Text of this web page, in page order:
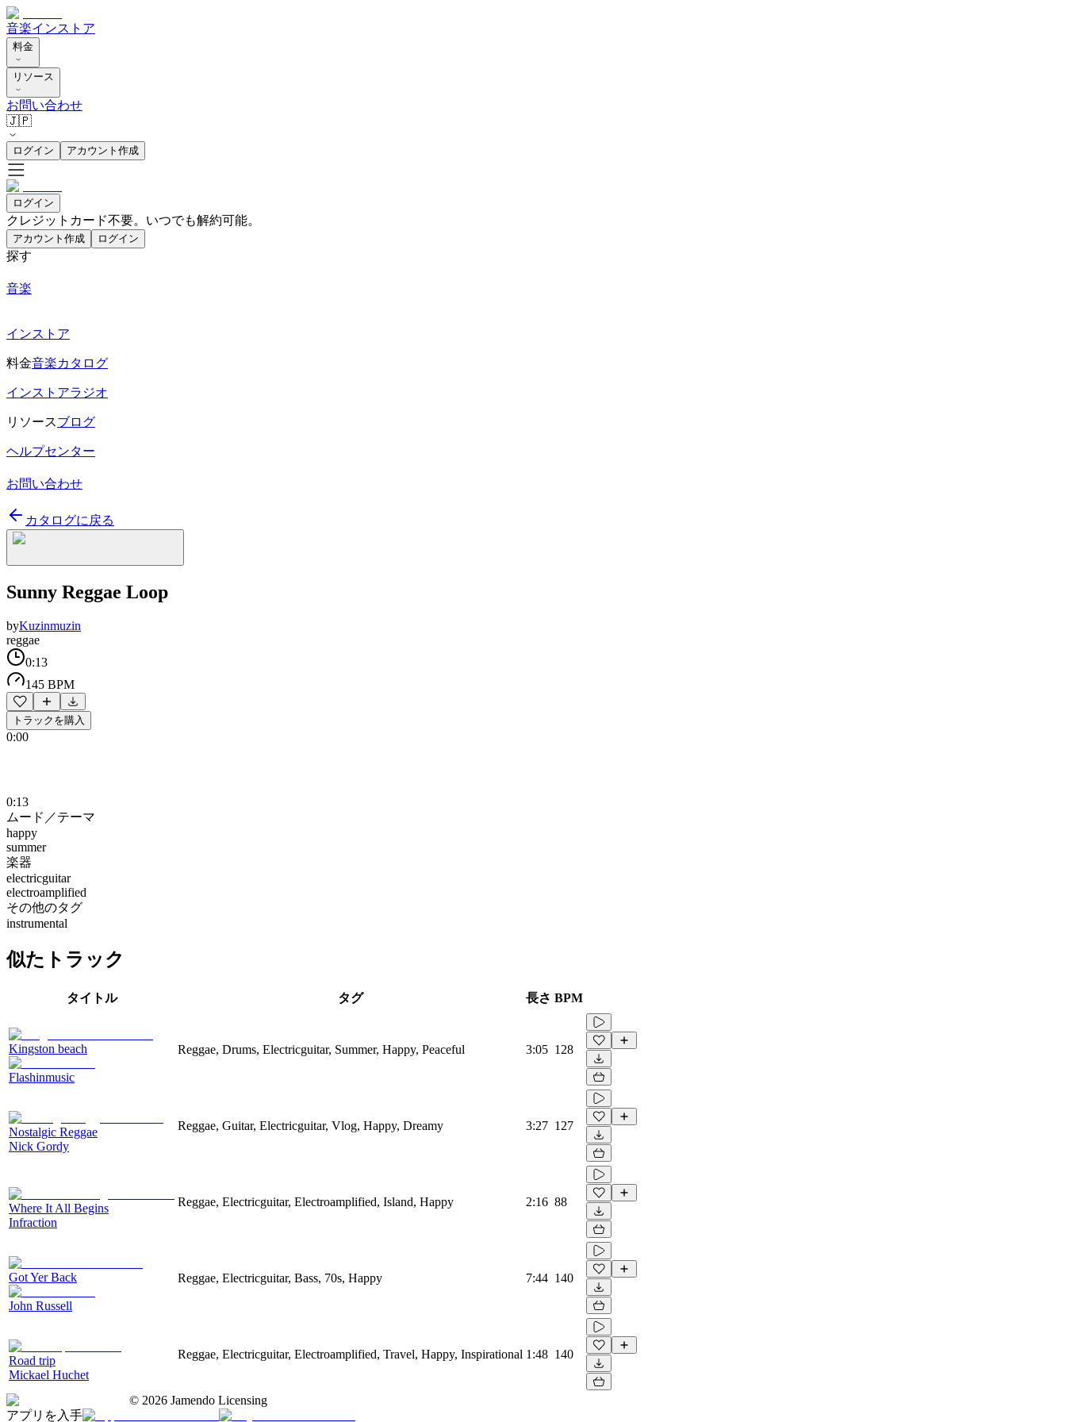
音楽インストア
料金
リソース
お問い合わせ
🇯🇵
ログイン アカウント作成
ログイン
クレジットカード不要。いつでも解約可能。
アカウント作成 ログイン
探す
音楽
インストア
料金音楽カタログ
インストアラジオ
リソースブログ
ヘルプセンター
お問い合わせ
カタログに戻る
Sunny Reggae Loop
byKuzinmuzin
reggae
0:13
145 BPM
トラックを購入
0:00
0:13
ムード／テーマ
happy
summer
楽器
electricguitar
electroamplified
その他のタグ
instrumental
似たトラック
タイトル タグ 長さ BPM
Kingston beach
Flashinmusic
Reggae, Drums, Electricguitar, Summer, Happy, Peaceful 3:05 128
Nostalgic Reggae
Nick Gordy
Reggae, Guitar, Electricguitar, Vlog, Happy, Dreamy 3:27 127
Where It All Begins
Infraction
Reggae, Electricguitar, Electroamplified, Island, Happy 2:16 88
Got Yer Back
John Russell
Reggae, Electricguitar, Bass, 70s, Happy 7:44 140
Road trip
Mickael Huchet
Reggae, Electricguitar, Electroamplified, Travel, Happy, Inspirational 1:48 140
© 2026 Jamendo Licensing
アプリを入手